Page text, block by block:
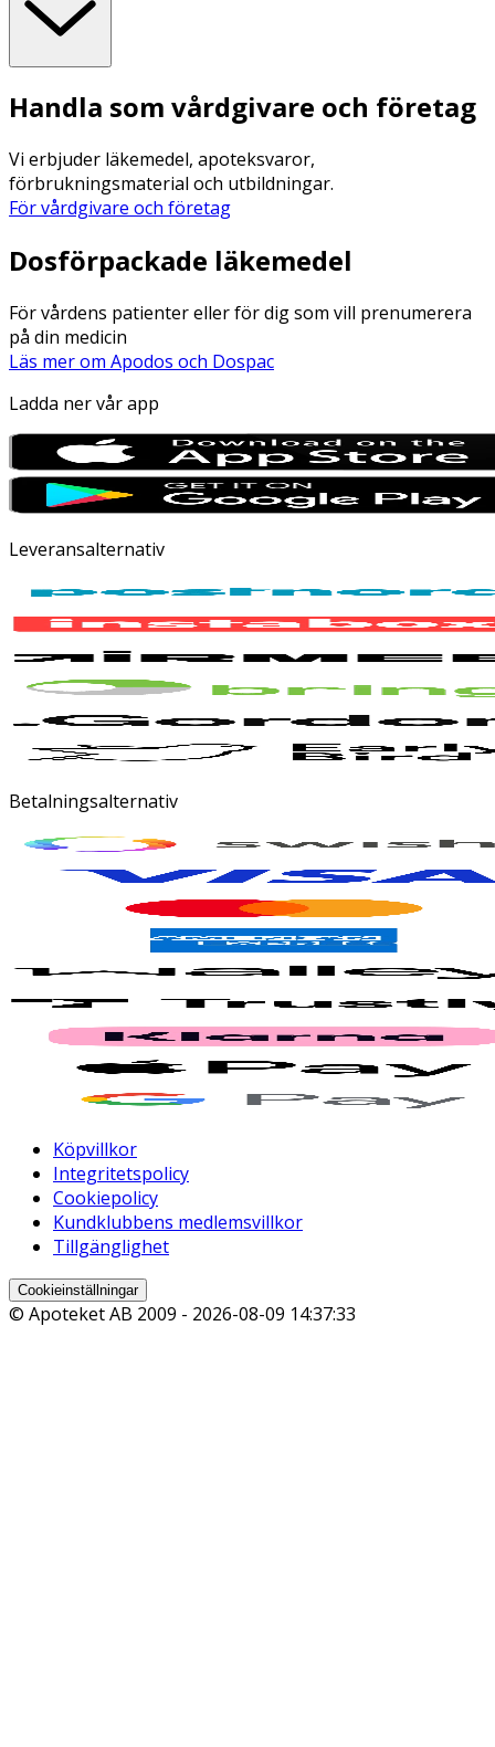
Handla som vårdgivare och företag
Vi erbjuder läkemedel, apoteksvaror,
förbrukningsmaterial och utbildningar.
För vårdgivare och företag
Dosförpackade läkemedel
För vårdens patienter eller för dig som vill prenumerera
på din medicin
Läs mer om Apodos och Dospac
Ladda ner vår app
Leveransalternativ
Betalningsalternativ
Köpvillkor
Integritetspolicy
Cookiepolicy
Kundklubbens medlemsvillkor
Tillgänglighet
Cookieinställningar
© Apoteket AB 2009 - 2026-08-09 14:37:33